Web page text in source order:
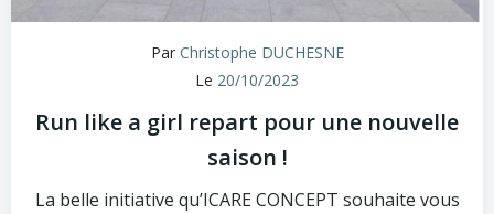
Par Christophe DUCHESNE
Le 20/10/2023
Run like a girl repart pour une nouvelle
saison !
La belle initiative qu’ICARE CONCEPT souhaite vous